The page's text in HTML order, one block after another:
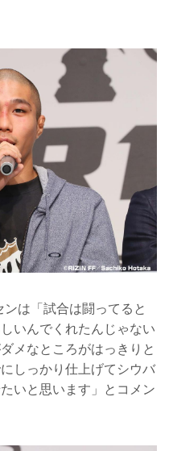
は「試合は闘ってると
いんでくれたんじゃない
メなところがはっきりと
しっかり仕上げてシウバ
いと思います」とコメン